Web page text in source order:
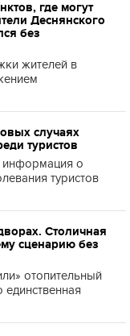
где могут
Деснянского
без
жителей в
случаях
туристов
информация о
туристов
Столичная
сценарию без
отопительный